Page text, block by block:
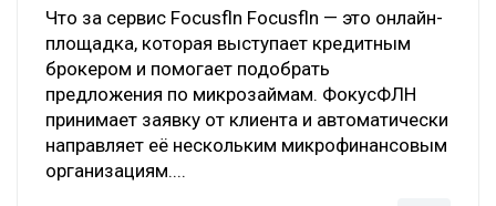
Что за сервис Focusfln Focusfln — это онлайн-
площадка, которая выступает кредитным
брокером и помогает подобрать
предложения по микрозаймам. ФокусФЛН
принимает заявку от клиента и автоматически
направляет её нескольким микрофинансовым
организациям....